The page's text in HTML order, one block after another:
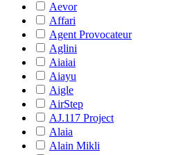
Aevor
Affari
Agent Provocateur
Aglini
Aiaiai
Aiayu
Aigle
AirStep
AJ.117 Project
Alaia
Alain Mikli